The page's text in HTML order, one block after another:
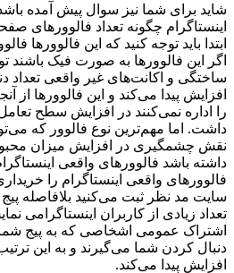
شاید برای شما نیز سوال پیش آمده باشد
اینستاگرام چگونه تعداد فالوورهای
ابتدا باید توجه کنید که این فالوورها
اگر این فالوورها به صورت فیک
ساختگی و اکانت‌های غیر واقعی تعداد
افزایش پیدا می‌کند و این فالوورها از
را اداره نمی‌کنند در افزایش سطح
داشت. اما مهم‌ترین نوع فالوور که
نقش چشمگیری در افزایش میزان
داشته باشد فالوورهای واقعی
فالوورهای واقعی اینستاگرام را
سایت مد نظر ثبت می‌کنید بلافاصله
تعداد زیادی از کاربران اینستاگرامی
اشتراک عمومی اشخاصی که به پیج شما
دنبال کردن شما می‌گیرند و به این
افزایش پیدا می‌کند.